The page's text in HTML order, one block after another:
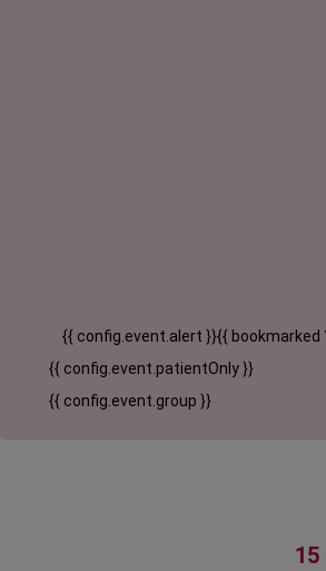
{{ config.event.alert }}{{ bookmarked
{{ config.event.patientOnly }}
{{ config.event.group }}